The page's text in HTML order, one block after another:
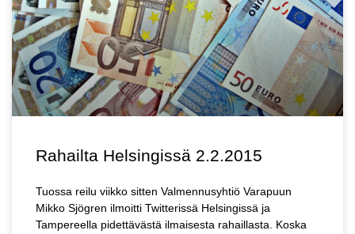
Rahailta Helsingissä 2.2.2015
Tuossa reilu viikko sitten Valmennusyhtiö Varapuun
Mikko Sjögren ilmoitti Twitterissä Helsingissä ja
Tampereella pidettävästä ilmaisesta rahaillasta. Koska